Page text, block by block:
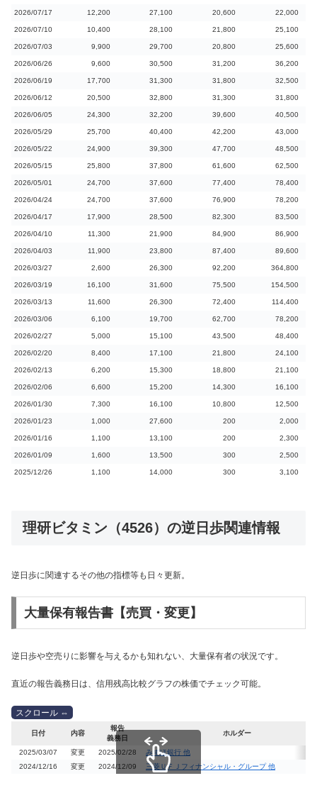
2026/07/17 12,200 27,100 20,600 22,000
2026/07/10 10,400 28,100 21,800 25,100
2026/07/03 9,900 29,700 20,800 25,600
2026/06/26 9,600 30,500 31,200 36,200
2026/06/19 17,700 31,300 31,800 32,500
2026/06/12 20,500 32,800 31,300 31,800
2026/06/05 24,300 32,200 39,600 40,500
2026/05/29 25,700 40,400 42,200 43,000
2026/05/22 24,900 39,300 47,700 48,500
2026/05/15 25,800 37,800 61,600 62,500
2026/05/01 24,700 37,600 77,400 78,400
2026/04/24 24,700 37,600 76,900 78,200
2026/04/17 17,900 28,500 82,300 83,500
2026/04/10 11,300 21,900 84,900 86,900
2026/04/03 11,900 23,800 87,400 89,600
2026/03/27 2,600 26,300 92,200 364,800
2026/03/19 16,100 31,600 75,500 154,500
2026/03/13 11,600 26,300 72,400 114,400
2026/03/06 6,100 19,700 62,700 78,200
2026/02/27 5,000 15,100 43,500 48,400
2026/02/20 8,400 17,100 21,800 24,100
2026/02/13 6,200 15,300 18,800 21,100
2026/02/06 6,600 15,200 14,300 16,100
2026/01/30 7,300 16,100 10,800 12,500
2026/01/23 1,000 27,600 200 2,000
2026/01/16 1,100 13,100 200 2,300
2026/01/09 1,600 13,500 300 2,500
2025/12/26 1,100 14,000 300 3,100
理研ビタミン（4526）の逆日歩関連情報
逆日歩に関連するその他の指標等も日々更新。
大量保有報告書【売買・変更】
逆日歩や空売りに影響を与えるかも知れない、大量保有者の状況です。
直近の報告義務日は、信用残高比較グラフの株価でチェック可能。
日付 内容
報告
義務日
ホルダー
2025/03/07 変更 2025/02/28
みずほ銀行 他
2024/12/16
変更 2024/12/09
三菱ＵＦＪフィナンシャル・グループ 他